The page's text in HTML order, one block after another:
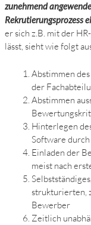
zunehmend
Rekrutierungsprozess
er sich z.B. mit der
lässt, sieht wie folgt
Abstimmen
der
Abstimmen
Hinterlegen
Software
Einladen der
meist nach
strukturierten,
Bewerber
Zeitlich